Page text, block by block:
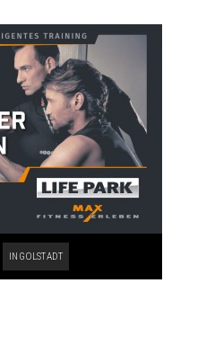
INGOLSTADT